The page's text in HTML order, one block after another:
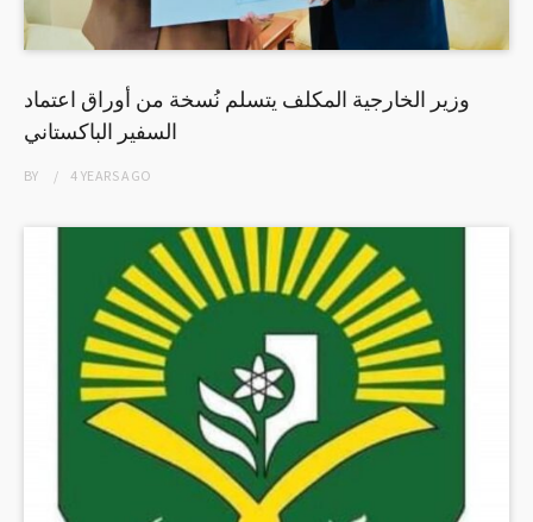
وزير الخارجية المكلف يتسلم نُسخة من أوراق اعتماد
السفير الباكستاني
BY 4 YEARSAGO